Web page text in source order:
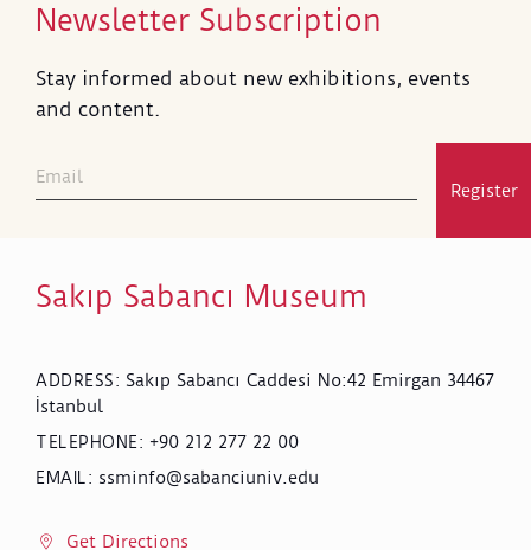
Newsletter Subscription
Stay informed about new exhibitions, events
and content.
Register
Sakıp Sabancı Museum
ADDRESS: Sakıp Sabancı Caddesi No:42 Emirgan 34467
İstanbul
TELEPHONE: +90 212 277 22 00
EMAIL : ssminfo@sabanciuniv.edu
Get Directions